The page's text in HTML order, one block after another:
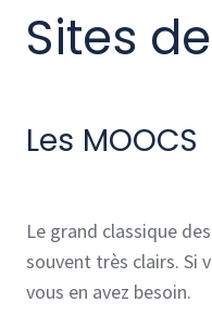
Sites
Les MOOCS
Le grand classique
souvent très clairs. Si
vous en avez besoin.